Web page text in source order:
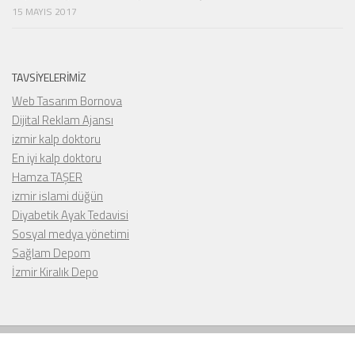
15 MAYIS 2017
TAVSIYELERIMIZ
Web Tasarım Bornova
Dijital Reklam Ajansı
izmir kalp doktoru
En iyi kalp doktoru
Hamza TAŞER
izmir islami düğün
Diyabetik Ayak Tedavisi
Sosyal medya yönetimi
Sağlam Depom
İzmir Kiralık Depo